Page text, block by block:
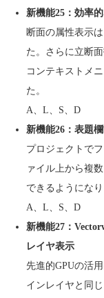
新機能25：効率
断面の属性表示
た。さらに立断
コンテキストメ
た。
A、L、S、D
新機能26：表題
プロジェクトで
ァイル上から複
できるようになり
A、L、S、D
新機能27：
レイヤ表示
先進的GPUの活
インレイヤと同